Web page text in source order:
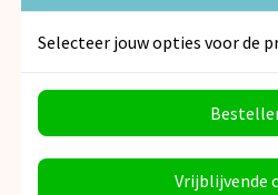
Selecteer jouw opties voor de
Vrijblijvende